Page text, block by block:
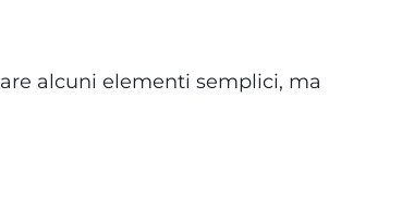
alcuni elementi semplici, ma